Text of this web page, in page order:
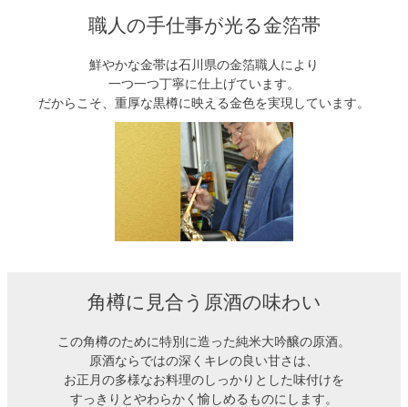
職人の手仕事が光る金箔帯
鮮やかな金帯は石川県の金箔職人により
一つ一つ丁寧に仕上げています。
だからこそ、重厚な黒樽に映える金色を実現しています。
角樽に見合う原酒の味わい
この角樽のために特別に造った純米大吟醸の原酒。
原酒ならではの深くキレの良い甘さは、
お正月の多様なお料理のしっかりとした味付けを
すっきりとやわらかく愉しめるものにします。